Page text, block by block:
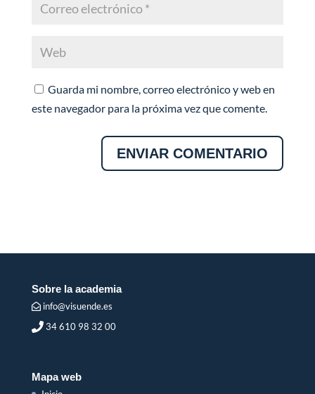
Guarda mi nombre, correo electrónico y web en
este navegador para la próxima vez que comente.
Sobre la academia
info@visuende.es
34 610 98 32 00
Mapa web